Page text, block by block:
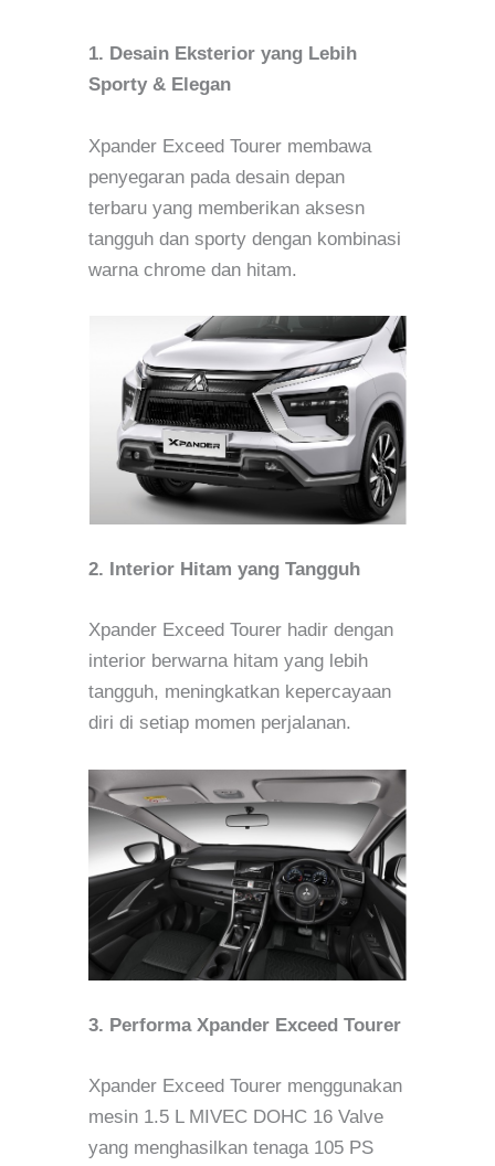
1. Desain Eksterior yang Lebih
Sporty & Elegan
Xpander Exceed Tourer membawa
penyegaran pada desain depan
terbaru yang memberikan aksesn
tangguh dan sporty dengan kombinasi
warna chrome dan hitam.
2. Interior Hitam yang Tangguh
Xpander Exceed Tourer hadir dengan
interior berwarna hitam yang lebih
tangguh, meningkatkan kepercayaan
diri di setiap momen perjalanan.
3. Performa Xpander Exceed Tourer
Xpander Exceed Tourer menggunakan
mesin 1.5 L MIVEC DOHC 16 Valve
yang menghasilkan tenaga 105 PS